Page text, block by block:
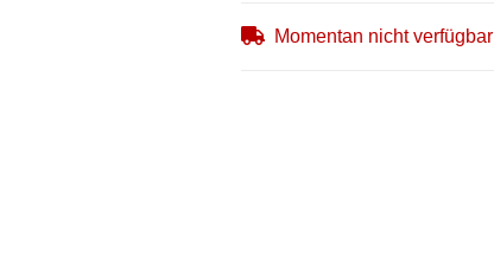
Momentan nicht verfügbar